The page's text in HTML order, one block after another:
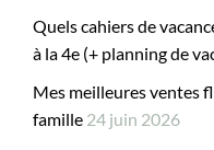
Quels cahiers de
à la 4e (+ planning de
Mes meilleures ventes
famille 24 juin 2026